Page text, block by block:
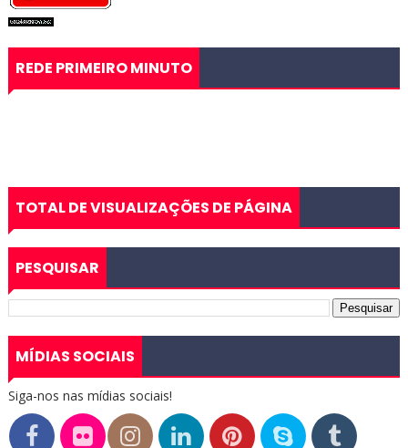
REDE PRIMEIRO MINUTO
TOTAL DE VISUALIZAÇÕES DE PÁGINA
PESQUISAR
MÍDIAS SOCIAIS
Siga-nos nas mídias sociais!